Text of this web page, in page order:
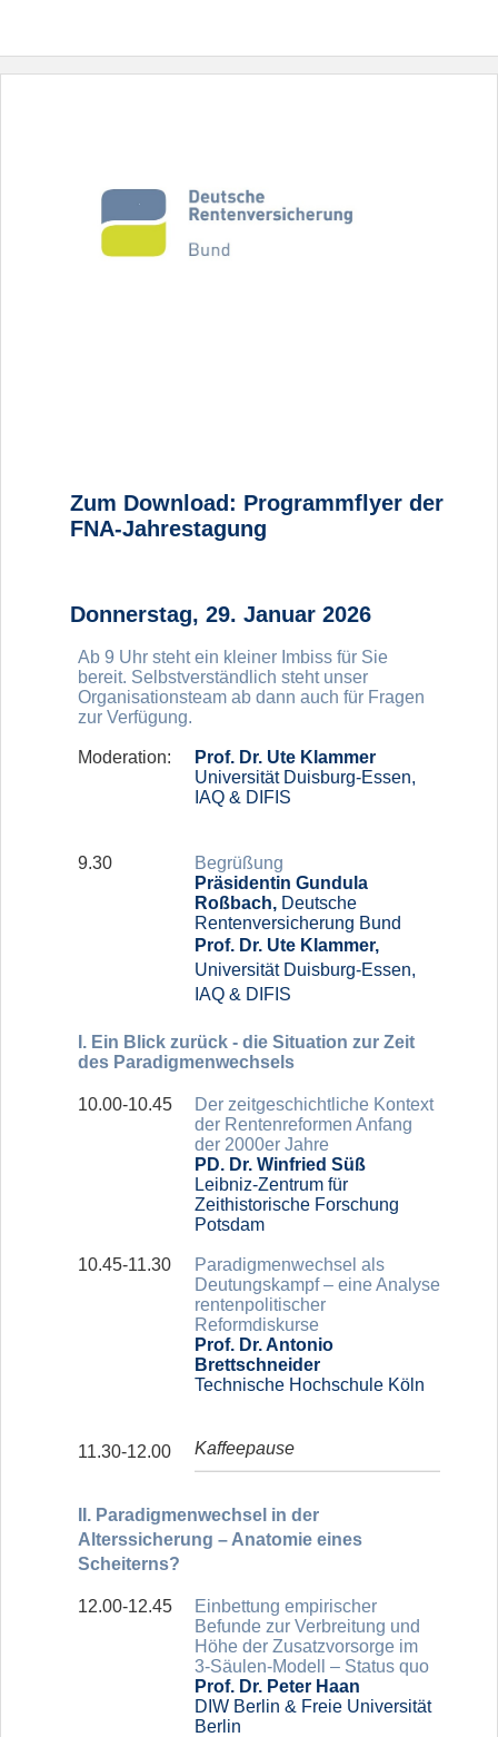
Zum Download: Programmflyer der
FNA-Jahrestagung
Donnerstag, 29. Januar 2026
Ab 9 Uhr steht ein kleiner Imbiss für Sie
bereit. Selbstverständlich steht unser
Organisationsteam ab dann auch für Fragen
zur Verfügung.
Moderation:
Prof. Dr. Ute Klammer
Universität Duisburg-Essen,
IAQ & DIFIS
9.30
Begrüßung
Präsidentin Gundula
Roßbach, Deutsche
Rentenversicherung Bund
Prof. Dr. Ute Klammer,
Universität Duisburg-Essen,
IAQ & DIFIS
I. Ein Blick zurück - die Situation zur Zeit
des Paradigmenwechsels
10.00-10.45
Der zeitgeschichtliche Kontext
der Rentenreformen Anfang
der 2000er Jahre
PD. Dr. Winfried Süß
Leibniz-Zentrum für
Zeithistorische Forschung
Potsdam
10.45-11.30
Paradigmenwechsel als
Deutungskampf – eine Analyse
rentenpolitischer
Reformdiskurse
Prof. Dr. Antonio
Brettschneider
Technische Hochschule Köln
11.30-12.00 Kaffeepause
II. Paradigmenwechsel in der
Alterssicherung – Anatomie eines
Scheiterns?
12.00-12.45
Einbettung empirischer
Befunde zur Verbreitung und
Höhe der Zusatzvorsorge im
3-Säulen-Modell – Status quo
Prof. Dr. Peter Haan
DIW Berlin & Freie Universität
Berlin